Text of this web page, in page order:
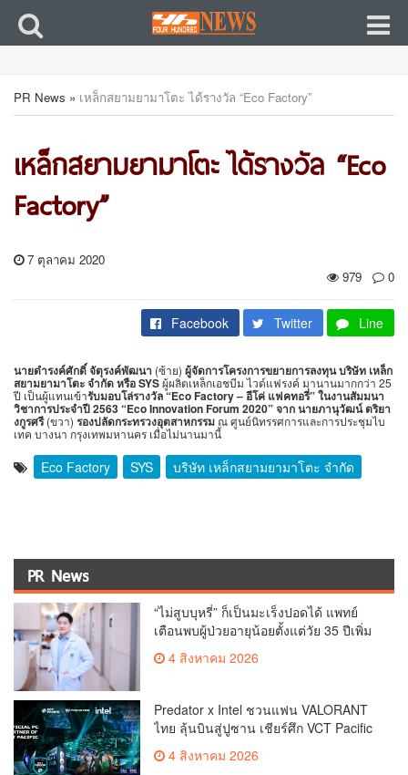
PR News » เหล็กสยามยามาโตะ ได้รางวัล “Eco Factory”
เหล็กสยามยามาโตะ ได้รางวัล “Eco
Factory”
7 ตุลาคม 2020
979
0
Facebook Twitter Line
นายดำรงค์ศักดิ์ จัตุรงค์พัฒนา (ซ้าย) ผู้จัดการโครงการขยายการลงทุน บริษัท เหล็ก
สยามยามาโตะ จำกัด หรือ SYSผู้ผลิตเหล็กเอชบีม ไวด์แฟรงค์ มานานมากกว่า 25
ปี เป็นผู้แทนเข้ารับมอบโล่รางวัล “Eco Factory – อีโค่ แฟคทอรี่” ในงานสัมมนา
วิชาการประจำปี 2563 “Eco Innovation Forum 2020” จาก นายภานุวัฒน์ ตริยา
งกูรศรี(ขวา) รองปลัดกระทรวงอุตสาหกรรม ณ ศูนย์นิทรรศการและการประชุมไบ
เทค บางนา กรุงเทพมหานคร เมื่อไม่นานมานี้
Eco Factory SYS บริษัท เหล็กสยามยามาโตะ จำกัด
PR News
“ไม่สูบบุหรี่” ก็เป็นมะเร็งปอดได้ แพทย์
เตือนพบผู้ป่วยอายุน้อยตั้งแต่วัย 35 ปีเพิ่ม
ขึ้นคนไทยกว่า 70% รู้ตัวเมื่อโรคลุกลาม
4 สิงหาคม 2026
Predator x Intel ชวนแฟน VALORANT
ไทย ลุ้นบินสู่ปูซาน เชียร์ศึก VCT Pacific
Finals Busan ประเทศเกาหลีใต้ Predator
x Intel ชวนแฟน VALORANT ไทย ลุ้นบิน
4 สิงหาคม 2026